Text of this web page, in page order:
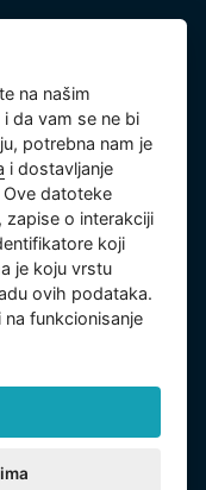
podataka
sudu u Pragu,
broj kompanije:
CZ26150808.
na našim
da vam se ne bi
potrebna nam je
i dostavljanje
datoteke
zapise o interakciji
koji
je koju vrstu
ovih podataka.
funkcionisanje